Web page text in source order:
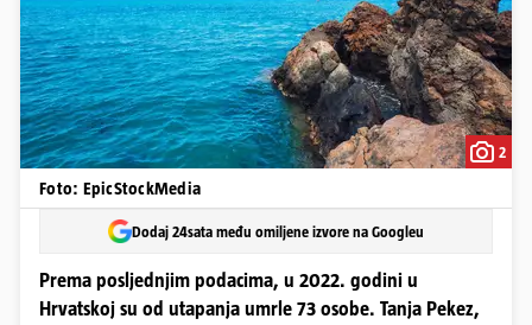
2
Foto: EpicStockMedia
Dodaj 24sata među omiljene izvore na Googleu
Prema posljednjim podacima, u 2022. godini u
Hrvatskoj su od utapanja umrle 73 osobe. Tanja Pekez,